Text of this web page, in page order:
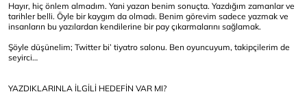
Hayır, hiç önlem almadım. Yani yazan benim sonuçta. Yazdığım zamanlar ve
tarihler belli. Öyle bir kaygım da olmadı. Benim görevim sadece yazmak ve
insanların bu yazılardan kendilerine bir pay çıkarmalarını sağlamak.
Şöyle düşünelim; Twitter bi’ tiyatro salonu. Ben oyuncuyum, takipçilerim de
seyirci…
YAZDIKLARINLA İLGİLİ HEDEFİN VAR MI?